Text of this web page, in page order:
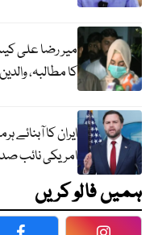
میر رضا علی
کا مطالبہ،
ایران کا آبنائے
امریکی نائب
ہمیں فالو کریں